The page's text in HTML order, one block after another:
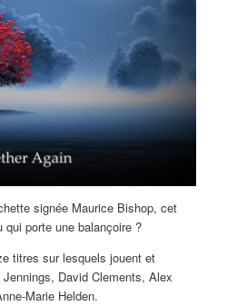
signée Maurice Bishop, cet
qui porte une balançoire ?
titres sur lesquels jouent et
David Clements, Alex
Marie Helden.